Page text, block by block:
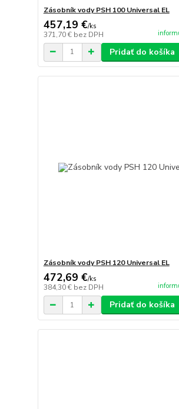
Zásobník vody PSH 100 Universal EL
457,19 €/ks
371,70 € bez DPH
Pridať do košíka
Zásobník vody PSH 120 Universal EL
472,69 €/ks
384,30 € bez DPH
Pridať do košíka